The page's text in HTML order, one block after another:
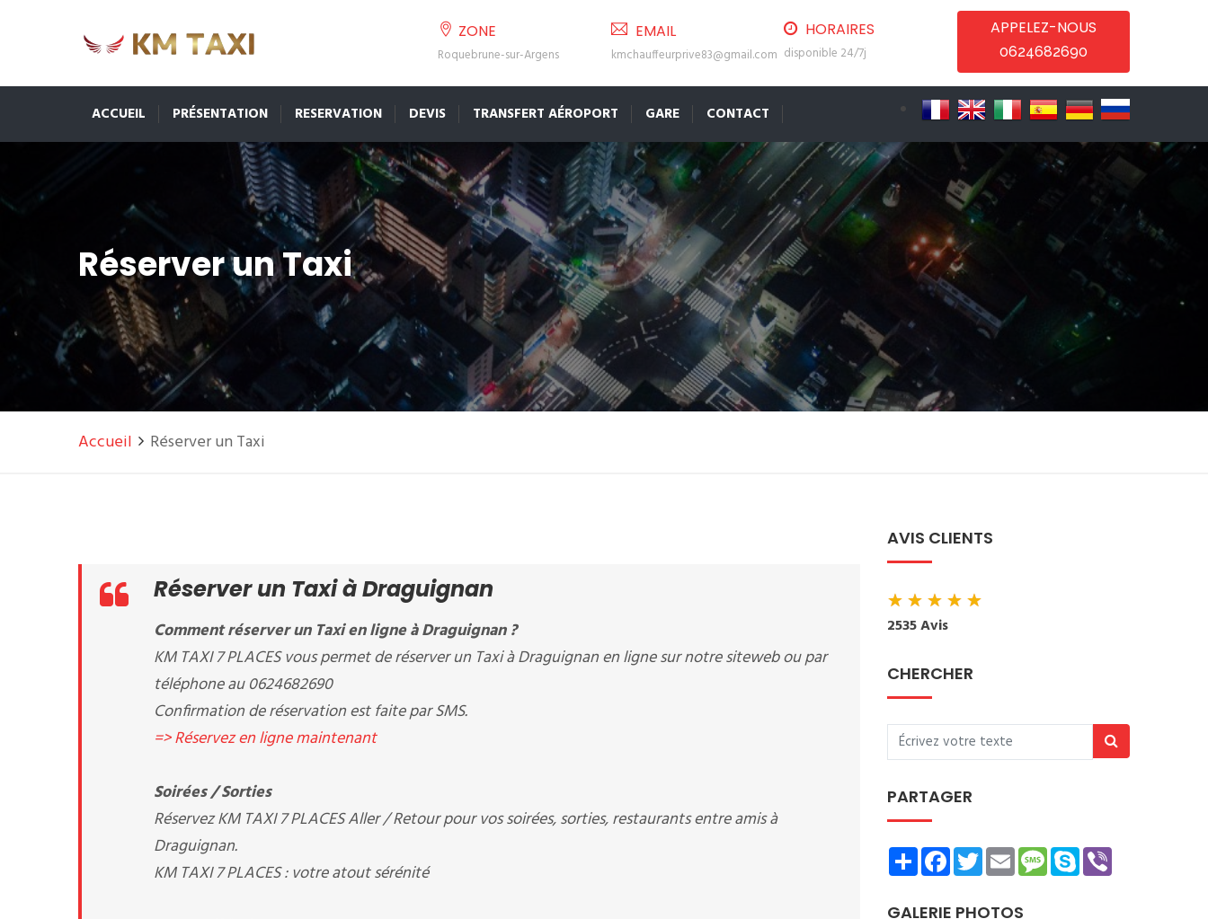
ZONE
Roquebrune-sur-Argens
EMAIL
kmchauffeurprive83@gmail.com
HORAIRES
disponible 24/7j
APPELEZ-NOUS
0624682690
ACCUEIL PRÉSENTATION RESERVATION DEVIS TRANSFERT AÉROPORT GARE CONTACT
Réserver un Taxi
Accueil Réserver un Taxi
Réserver un Taxi à Draguignan
Comment réserver un Taxi en ligne à Draguignan ?
KM TAXI 7 PLACES vous permet de réserver un Taxi à Draguignan en ligne sur notre siteweb ou par
téléphone au 0624682690
Confirmation de réservation est faite par SMS.
=> Réservez en ligne maintenant
Soirées / Sorties
Réservez KM TAXI 7 PLACES Aller / Retour pour vos soirées, sorties, restaurants entre amis à
Draguignan.
KM TAXI 7 PLACES : votre atout sérénité
AVIS CLIENTS
★★★★★
2535 Avis
CHERCHER
PARTAGER
ShareFacebookTwitterEmailMessage
Skype
GALERIE PHOTOS